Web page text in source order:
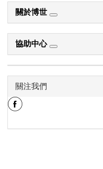
關於博世
協助中心
關注我們